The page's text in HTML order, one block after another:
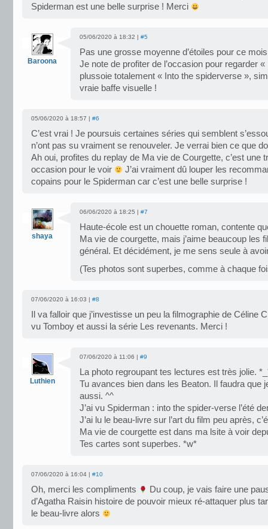
Spiderman est une belle surprise ! Merci
Baroona
05/06/2020 à 18:32 | #5
Pas une grosse moyenne d’étoiles pour ce
Je note de profiter de l’occasion pour regarder
plussoie totalement « Into the spiderverse »,
vraie baffe visuelle !
05/06/2020 à 18:57 | #6
C’est vrai ! Je poursuis certaines séries qui semblent
n’ont pas su vraiment se renouveler. Je verrai bien ce que
Ah oui, profites du replay de Ma vie de Courgette, c’est une
occasion pour le voir
J’ai vraiment dû louper les
copains pour le Spiderman car c’est une belle surprise !
shaya
06/06/2020 à 18:25 | #7
Haute-école est un chouette roman, contente
Ma vie de courgette, mais j’aime beaucoup les
général. Et décidément, je me sens seule à
(Tes photos sont superbes, comme à chaque
07/06/2020 à 16:03 | #8
Il va falloir que j’investisse un peu la filmographie de Céline
vu Tomboy et aussi la série Les revenants. Merci !
Luthien
07/06/2020 à 11:06 | #9
La photo regroupant tes lectures est très jolie.
Tu avances bien dans les Beaton. Il faudra que
aussi. ^^
J’ai vu Spiderman : into the spider-verse l’été
J’ai lu le beau-livre sur l’art du film peu après,
Ma vie de courgette est dans ma lsite à voir
Tes cartes sont superbes. *w*
07/06/2020 à 16:04 | #10
Oh, merci les compliments
Du coup, je vais faire une
d’Agatha Raisin histoire de pouvoir mieux ré-attaquer plus
le beau-livre alors